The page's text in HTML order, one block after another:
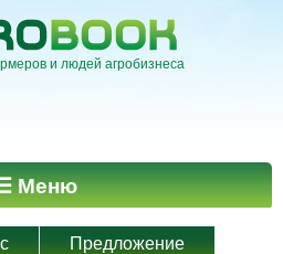
и людей агробизнеса
Меню
Предложение